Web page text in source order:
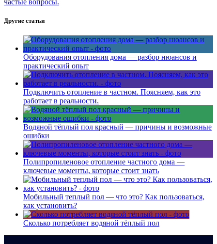
Другие статьи
Оборудования отопления дома — разбор нюансов и
практический опыт
Подключить отопление в частном. Поясняем, как это
работает в реальности.
Водяной тёплый пол красный — причины и возможные
ошибки
Полипропиленовое отопление частного дома —
ключевые моменты, которые стоит знать
Мобильный теплый пол — что это? Как пользоваться,
как установить?
Сколько потребляет водяной тёплый пол